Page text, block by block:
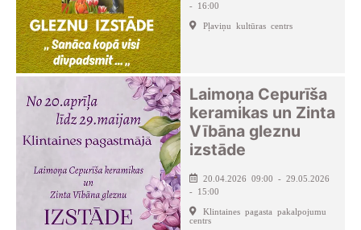
- 16:00
Pļaviņu kultūras centrs
Laimoņa Cepurīša
keramikas un Zinta
Vībāna gleznu
izstāde
20.04.2026 09:00 - 29.05.2026
- 15:00
Klintaines pagasta pakalpojumu
centrs